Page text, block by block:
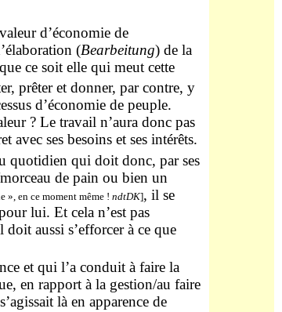
d’économie de
(Bearbeitung) de la
ce soit elle qui meut cette
prêter et donner, par contre, y
d’économie de peuple.
? Le travail n’aura donc pas
avec ses besoins et ses intérêts.
quotidien qui doit donc, par ses
de pain ou bien un
», en ce moment même ! ndtDK], il se
lui. Et cela n’est pas
aussi s’efforcer à ce que
et qui l’a conduit à faire la
en rapport à la gestion/au faire
là en apparence de